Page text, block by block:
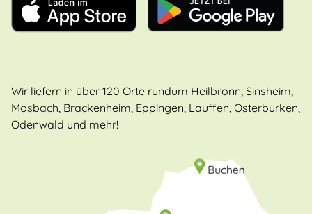
Wir liefern in über 120 Orte rundum Heilbronn, Sinsheim,
Mosbach, Brackenheim, Eppingen, Lauffen, Osterburken,
Odenwald und mehr!